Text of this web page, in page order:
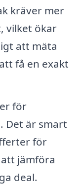
kräver mer
vilket ökar
att mäta
få en exakt
för
Det är smart
för
jämföra
deal.